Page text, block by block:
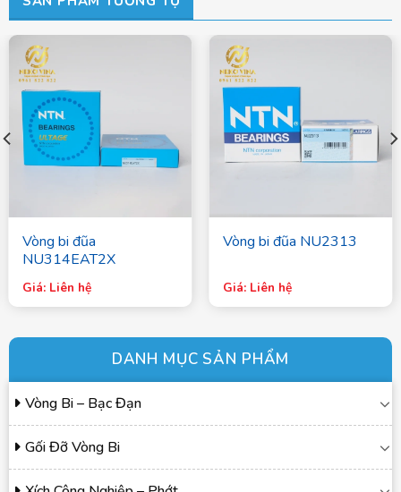
DANH MỤC SẢN PHẨM
Vòng Bi – Bạc Đạn
Gối Đỡ Vòng Bi
Vòng bi đũa
NU314EAT2X
Giá: Liên hệ
Vòng bi đũa NU2313
Giá: Liên hệ